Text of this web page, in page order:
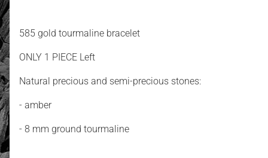
585 gold tourmaline bracelet
ONLY 1 PIECE Left
Natural precious and semi-precious stones:
- amber
- 8 mm ground tourmaline